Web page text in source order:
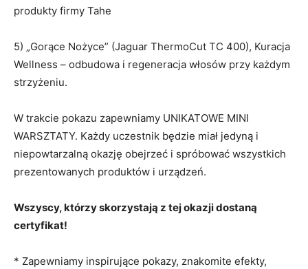
produkty firmy Tahe
5) „Gorące Nożyce” (Jaguar ThermoCut TC 400), Kuracja
Wellness – odbudowa i regeneracja włosów przy każdym
strzyżeniu.
W trakcie pokazu zapewniamy UNIKATOWE MINI
WARSZTATY. Każdy uczestnik będzie miał jedyną i
niepowtarzalną okazję obejrzeć i spróbować wszystkich
prezentowanych produktów i urządzeń.
Wszyscy, którzy skorzystają z tej okazji dostaną
certyfikat!
* Zapewniamy inspirujące pokazy, znakomite efekty,